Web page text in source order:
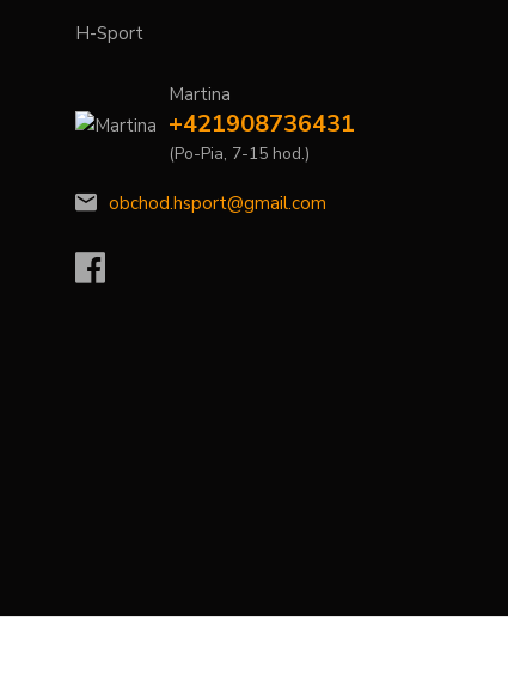
H-Sport
Martina
+421908736431
(Po-Pia, 7-15 hod.)
obchod.hsport@gmail.com